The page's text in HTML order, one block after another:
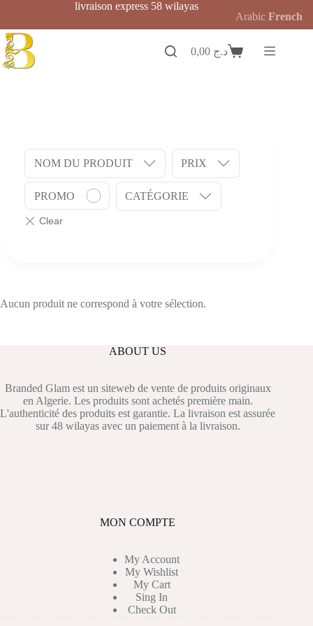
contenu
livraison express 58 wilayas
Panierد.ج
Aucun produit ne correspond à votre sélection.
NOM DU PRODUIT PRIX
PROMO CATÉGORIE
ABOUT US
Branded Glam est un siteweb de vente de produits originaux
en Algerie. Les produits sont achetés première main.
L'authenticité des produits est garantie. La livraison est assurée
sur 48 wilayas avec un paiement à la livraison.
MON COMPTE
My Account
My Wishlist
My Cart
Sing In
Check Out
Arabic French